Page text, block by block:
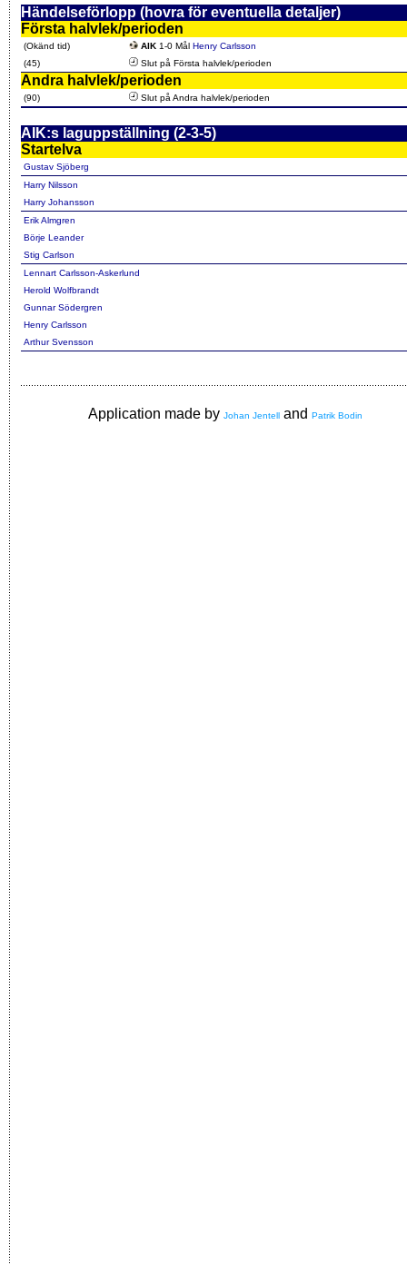
Händelseförlopp (hovra för eventuella detaljer)
Första halvlek/perioden
(Okänd tid) AIK 1-0 Mål Henry Carlsson
(45)
Slut på Första halvlek/perioden
Andra halvlek/perioden
(90) Slut på Andra halvlek/perioden
AIK:s laguppställning (2-3-5)
Startelva
Gustav Sjöberg
Harry Nilsson
Harry Johansson
Erik Almgren
Börje Leander
Stig Carlson
Lennart Carlsson-Askerlund
Herold Wolfbrandt
Gunnar Södergren
Henry Carlsson
Arthur Svensson
Application made by Johan Jentell and Patrik Bodin